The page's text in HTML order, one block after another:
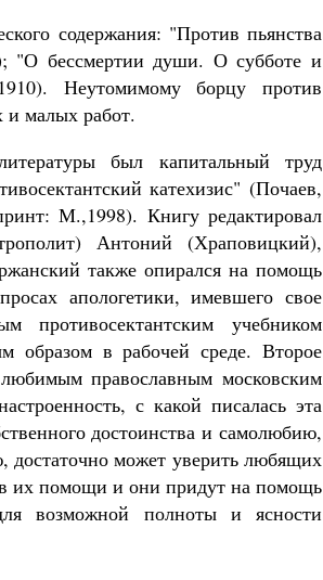
содержания: "Против пьянства
"О бессмертии души. О субботе и
Неутомимому борцу против
и малых работ.
был капитальный труд
катехизис" (Почаев,
М.,1998). Книгу редактировал
Антоний (Храповицкий),
также опирался на помощь
апологетики, имевшего свое
противосектантским учебником
образом в рабочей среде. Второе
православным московским
с какой писалась эта
достоинства и самолюбию,
достаточно может уверить любящих
их помощи и они придут на помощь
возможной полноты и ясности